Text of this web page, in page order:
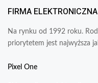
FIRMA
Na rynku od 1992 roku.
priorytetem jest najwyższa
Pixel One